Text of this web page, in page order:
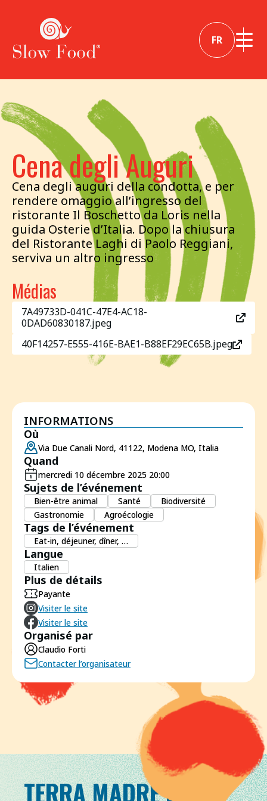
FR
Cena degli Auguri
Cena degli auguri della condotta, e per
rendere omaggio all’ingresso del
ristorante Il Boschetto da Loris nella
guida Osterie d’Italia. Dopo la chiusura
del Ristorante Laghi di Paolo Reggiani,
serviva un altro ingresso
Médias
7A49733D-041C-47E4-AC18-
0DAD60830187.jpeg
40F14257-E555-416E-BAE1-B88EF29EC65B.jpeg
INFORMATIONS
Où
Via Due Canali Nord, 41122, Modena MO, Italia
Quand
mercredi 10 décembre 2025 20:00
Sujets de l’événement
Bien-être animal Santé
Biodiversité
Gastronomie
Agroécologie
Tags de l’événement
Eat-in, déjeuner, dîner, …
Langue
Italien
Plus de détails
Payante
Visiter le site
Visiter le site
Organisé par
Claudio Forti
Contacter l’organisateur
TERRA MADRE DAY